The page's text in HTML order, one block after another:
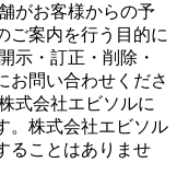
がお客様からの予
ご案内を行う目的に
示・訂正・削除・
お問い合わせくださ
式会社エビソルに
。株式会社エビソル
ることはありませ